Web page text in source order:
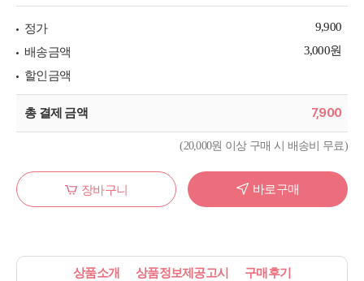
정가
9,900
배송금액
3,000원
할인금액
총 결제 금액 7,900
(20,000원 이상 구매 시 배송비 무료)
장바구니 바로구매
상품소개 상품정보제공고시 구매후기